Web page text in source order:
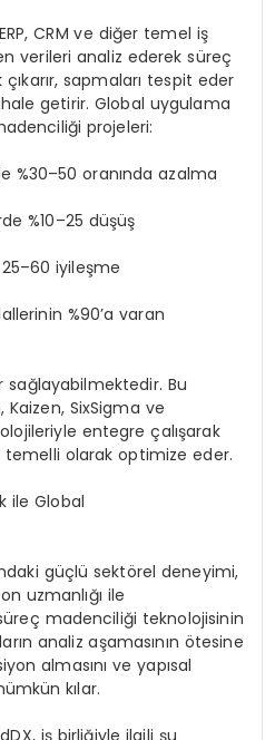
CRM ve diğer temel iş
verileri analiz ederek süreç
çıkarır, sapmaları tespit eder
getirir. Global uygulama
projeleri:
%30–50 oranında azalma
%10–25 düşüş
iyileşme
%90’a varan
sağlayabilmektedir. Bu
Kaizen, SixSigma ve
entegre çalışarak
temelli olarak optimize eder.
ile Global
güçlü sektörel deneyimi,
uzmanlığı ile
madenciliği teknolojisinin
analiz aşamasının ötesine
almasını ve yapısal
kılar.